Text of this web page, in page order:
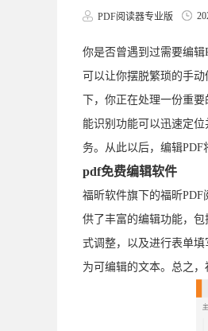
PDF阅读器专业版
你是否曾遇到过需要编
可以让你摆脱繁琐的手
下，你正在处理一份重
能识别功能可以迅速定
务。从此以后，编辑PDF
pdf免费编辑软件
福昕软件旗下的福昕
供了丰富的编辑功能，
式调整，以及进行表单
为可编辑的文本。总之，